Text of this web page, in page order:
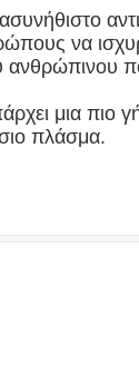
να
ανθρώπινου
μια πιο
πλάσμα.